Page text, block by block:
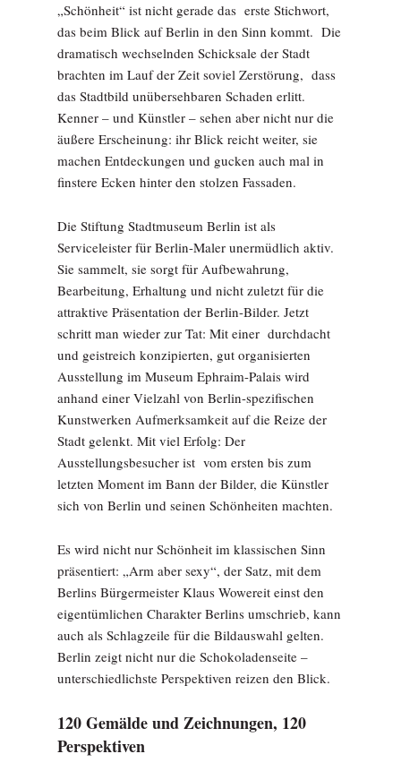
„Schönheit“ ist nicht gerade das erste Stichwort,
das beim Blick auf Berlin in den Sinn kommt. Die
dramatisch wechselnden Schicksale der Stadt
brachten im Lauf der Zeit soviel Zerstörung, dass
das Stadtbild unübersehbaren Schaden erlitt.
Kenner – und Künstler – sehen aber nicht nur die
äußere Erscheinung: ihr Blick reicht weiter, sie
machen Entdeckungen und gucken auch mal in
finstere Ecken hinter den stolzen Fassaden.
Die Stiftung Stadtmuseum Berlin ist als
Serviceleister für Berlin-Maler unermüdlich aktiv.
Sie sammelt, sie sorgt für Aufbewahrung,
Bearbeitung, Erhaltung und nicht zuletzt für die
attraktive Präsentation der Berlin-Bilder. Jetzt
schritt man wieder zur Tat: Mit einer durchdacht
und geistreich konzipierten, gut organisierten
Ausstellung im Museum Ephraim-Palais wird
anhand einer Vielzahl von Berlin-spezifischen
Kunstwerken Aufmerksamkeit auf die Reize der
Stadt gelenkt. Mit viel Erfolg: Der
Ausstellungsbesucher ist vom ersten bis zum
letzten Moment im Bann der Bilder, die Künstler
sich von Berlin und seinen Schönheiten machten.
Es wird nicht nur Schönheit im klassischen Sinn
präsentiert: „Arm aber sexy“, der Satz, mit dem
Berlins Bürgermeister Klaus Wowereit einst den
eigentümlichen Charakter Berlins umschrieb, kann
auch als Schlagzeile für die Bildauswahl gelten.
Berlin zeigt nicht nur die Schokoladenseite –
unterschiedlichste Perspektiven reizen den Blick.
120 Gemälde und Zeichnungen, 120
Perspektiven